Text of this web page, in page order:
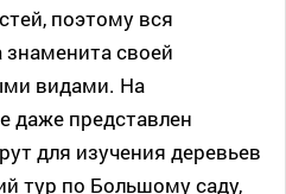
поэтому вся
своей
видами. На
даже представлен
для изучения деревьев
тур по Большому саду,